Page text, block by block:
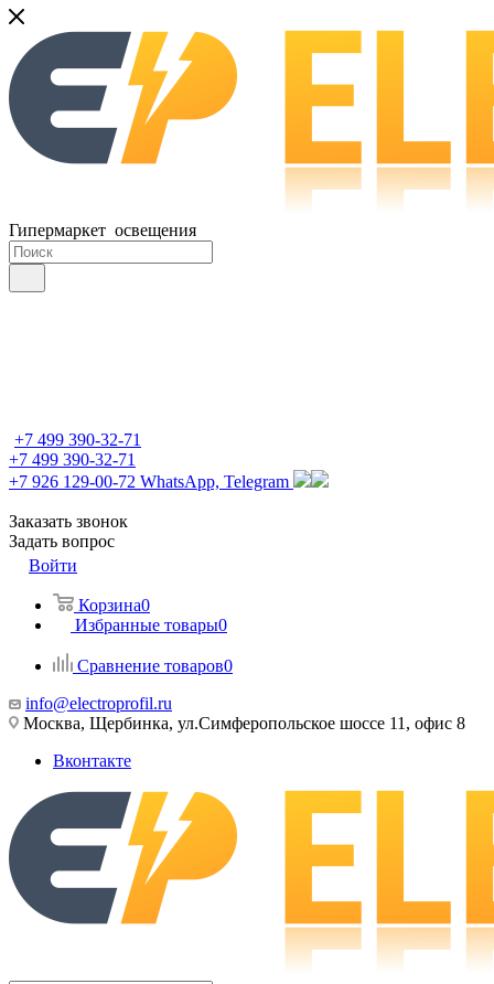
Гипермаркет освещения
+7 499 390-32-71
+7 499 390-32-71
+7 926 129-00-72 WhatsApp, Telegram
Заказать звонок
Задать вопрос
Войти
Корзина0
Избранные товары0
Сравнение товаров0
info@electroprofil.ru
Москва, Щербинка, ул.Симферопольское шоссе 11, офис 8
Вконтакте